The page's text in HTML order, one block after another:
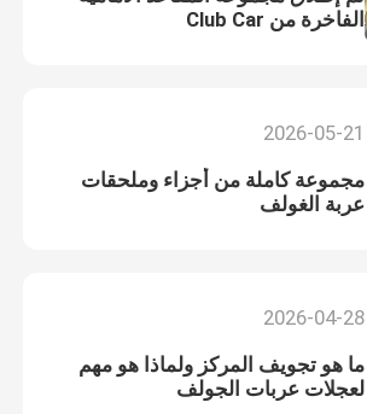
الفاخرة من Club Car
2026-05-21
مجموعة كاملة من أجزاء وملحقات
عربة الغولف
2026-04-28
ما هو تجويف المركز ولماذا هو مهم
لعجلات عربات الجولف